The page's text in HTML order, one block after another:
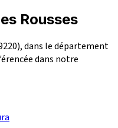
Rousses
dans le département
dans notre